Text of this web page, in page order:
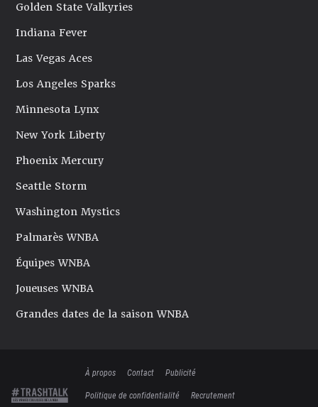
Golden State Valkyries
Indiana Fever
Las Vegas Aces
Los Angeles Sparks
Minnesota Lynx
New York Liberty
Phoenix Mercury
Seattle Storm
Washington Mystics
Palmarès WNBA
Équipes WNBA
Joueuses WNBA
Grandes dates de la saison WNBA
À propos Contact
Publicité
Politique de confidentialité
Recrutement